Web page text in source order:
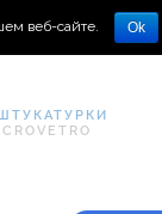
веб-сайте. Ok